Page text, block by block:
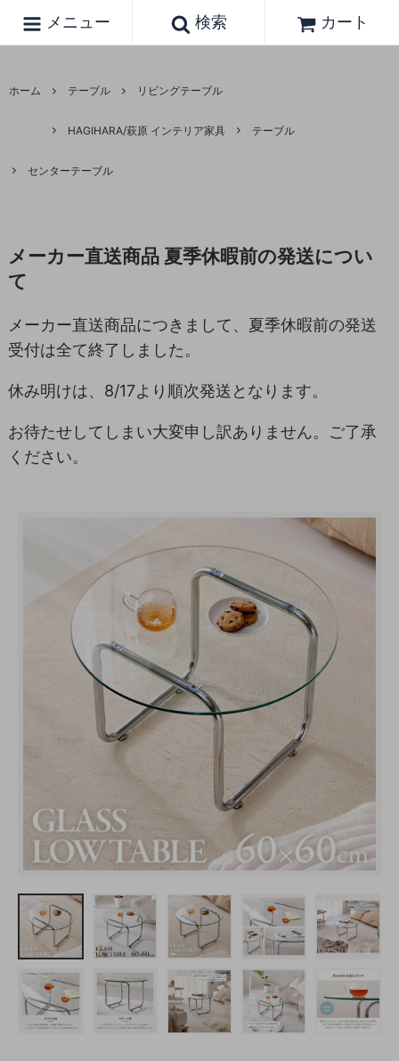
メニュー 検索 カート
ホーム テーブル リビングテーブル
HAGIHARA/萩原 インテリア家具 テーブル
センターテーブル
メーカー直送商品 夏季休暇前の発送につい
て
メーカー直送商品につきまして、夏季休暇前の発送
受付は全て終了しました。
休み明けは、8/17より順次発送となります。
お待たせしてしまい大変申し訳ありません。ご了承
ください。